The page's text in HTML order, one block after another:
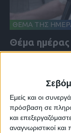
Εμείς και οι
πρόσβαση σε
και
αναγνωριστικοί
ΘΕΜΑ ΤΗΣ
Θέμα ημέρας
θερινές